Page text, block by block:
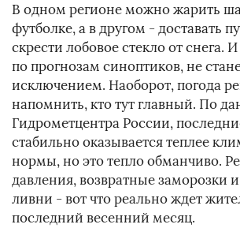
В одном регионе можно жарить
футболке, а в другом - доставать
скрести лобовое стекло от снега.
по прогнозам синоптиков, не
исключением. Наоборот, погода
напомнить, кто тут главный. По
Гидрометцентра России,
стабильно оказывается теплее
нормы, но это тепло обманчиво.
давления, возвратные заморозки
ливни - вот что реально ждет
последний весенний месяц.